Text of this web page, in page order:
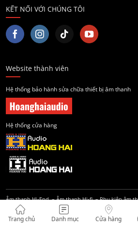
KẾT NỐI VỚI CHÚNG TÔI
Website thành viên
Hệ thống bảo hành sửa chữa thiết bị âm thanh
Hệ thống cửa hàng
Âm thanh Hi-End–Âm thanh Hi-fi–Phụ kiện âm
-Điện thoại Sony
Trang chủ Danh mục Cửa hàng